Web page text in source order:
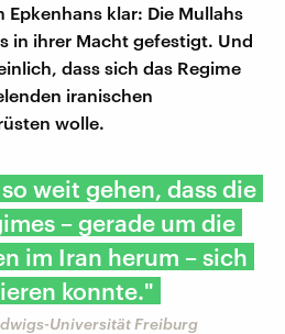
klar: Die Mullahs
in ihrer Macht gefestigt. Und
dass sich das Regime
iranischen
wolle.
weit gehen, dass die
– gerade um die
im Iran herum – sich
konnte."
Universität Freiburg